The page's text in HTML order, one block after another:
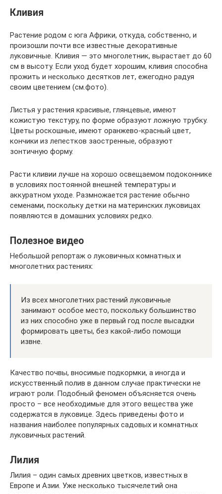
Кливия
Растение родом с юга Африки, откуда, собственно, и
произошли почти все известные декоративные
луковичные. Кливия — это многолетник, вырастает до 60
см в высоту. Если уход будет хорошим, кливия способна
прожить и несколько десятков лет, ежегодно радуя
своим цветением (см.фото).
Листья у растения красивые, глянцевые, имеют
кожистую текстуру, по форме образуют ложную трубку.
Цветы роскошные, имеют оранжево-красный цвет,
кончики из лепестков заостренные, образуют
зонтичную форму.
Расти кливии лучше на хорошо освещаемом подоконнике
в условиях постоянной внешней температуры и
аккуратном уходе. Размножается растение обычно
семенами, поскольку детки на материнских луковицах
появляются в домашних условиях редко.
Полезное видео
Небольшой репортаж о луковичных комнатных и
многолетних растениях:
Из всех многолетних растений луковичные
занимают особое место, поскольку большинство
из них способно уже в первый год после высадки
формировать цветы, без какой-либо помощи
извне.
Качество почвы, вносимые подкормки, а иногда и
искусственный полив в данном случае практически не
играют роли. Подобный феномен объясняется очень
просто – все необходимые для этого вещества уже
содержатся в луковице. Здесь приведены фото и
названия наиболее популярных садовых и комнатных
луковичных растений.
Лилия
Лилия – один самых древних цветков, известных в
Европе и Азии. Уже несколько тысячелетий она